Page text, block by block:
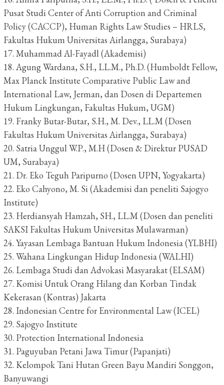
Pusat Studi Center of Anti Corruption and Criminal
Policy (CACCP), Human Rights Law Studies – HRLS,
Fakultas Hukum Universitas Airlangga, Surabaya)
17. Muhammad Al-Fayadl (Akademisi)
18. Agung Wardana, S.H., LL.M., Ph.D. (Humboldt Fellow,
Max Planck Institute Comparative Public Law and
International Law, Jerman, dan Dosen di Departemen
Hukum Lingkungan, Fakultas Hukum, UGM)
19. Franky Butar-Butar, S.H., M. Dev., LL.M (Dosen
Fakultas Hukum Universitas Airlangga, Surabaya)
20. Satria Unggul W.P., M.H (Dosen & Direktur PUSAD
UM, Surabaya)
21. Dr. Eko Teguh Paripurno (Dosen UPN, Yogyakarta)
22. Eko Cahyono, M. Si (Akademisi dan peneliti Sajogyo
Institute)
23. Herdiansyah Hamzah, SH., LL.M (Dosen dan peneliti
SAKSI Fakultas Hukum Universitas Mulawarman)
24. Yayasan Lembaga Bantuan Hukum Indonesia (YLBHI)
25. Wahana Lingkungan Hidup Indonesia (WALHI)
26. Lembaga Studi dan Advokasi Masyarakat (ELSAM)
27. Komisi Untuk Orang Hilang dan Korban Tindak
Kekerasan (Kontras) Jakarta
28. Indonesian Centre for Environmental Law (ICEL)
29. Sajogyo Institute
30. Protection International Indonesia
31. Paguyuban Petani Jawa Timur (Papanjati)
32. Kelompok Tani Hutan Green Bayu Mandiri Songgon,
Banyuwangi